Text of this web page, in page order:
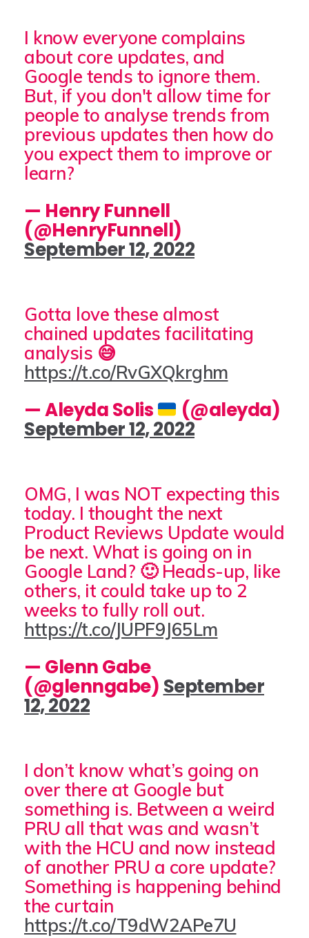
I know everyone complains
about core updates, and
Google tends to ignore them.
But, if you don't allow time for
people to analyse trends from
previous updates then how do
you expect them to improve or
learn?
— Henry Funnell
(@HenryFunnell)
September 12, 2022
Gotta love these almost
chained updates facilitating
analysis 😅
https://t.co/RvGXQkrghm
— Aleyda Solis (@aleyda)
September 12, 2022
OMG, I was NOT expecting this
today. I thought the next
Product Reviews Update would
be next. What is going on in
Google Land? 🙂 Heads-up, like
others, it could take up to 2
weeks to fully roll out.
https://t.co/JUPF9J65Lm
— Glenn Gabe
(@glenngabe) September
12, 2022
I don’t know what’s going on
over there at Google but
something is. Between a weird
PRU all that was and wasn’t
with the HCU and now instead
of another PRU a core update?
Something is happening behind
the curtain
https://t.co/T9dW2APe7U